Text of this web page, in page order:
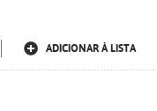
ADICIONAR À LISTA